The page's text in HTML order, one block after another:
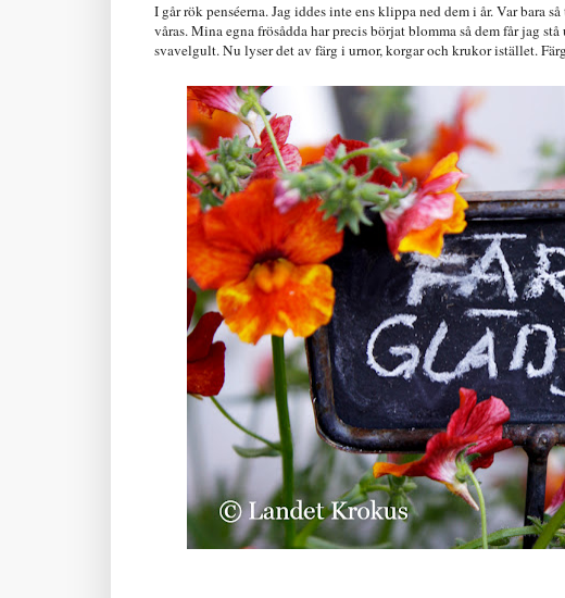
I går rök penséerna. Jag iddes inte ens klippa ned dem i år. Var bara
våras. Mina egna frösådda har precis börjat blomma så dem får jag
svavelgult. Nu lyser det av färg i urnor, korgar och krukor istället.